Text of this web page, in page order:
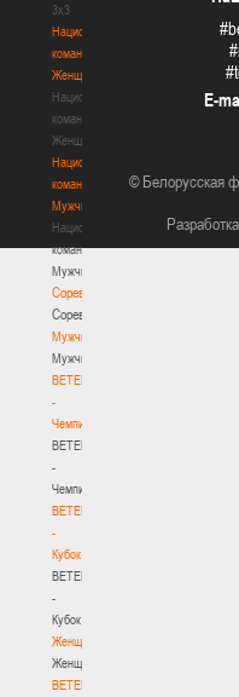
3х3
Национальная
команда.
Женщины
Национальная
команда.
Женщины
Национальная
команда.
Мужчины
Национальная
команда.
Мужчины
Соревнования
Соревнования
Мужчины
Мужчины
BETERA
-
Чемпионат
BETERA
-
Чемпионат
BETERA
-
Кубок
BETERA
-
Кубок
Женщины
Женщины
BETERA
E-
© Белорусская